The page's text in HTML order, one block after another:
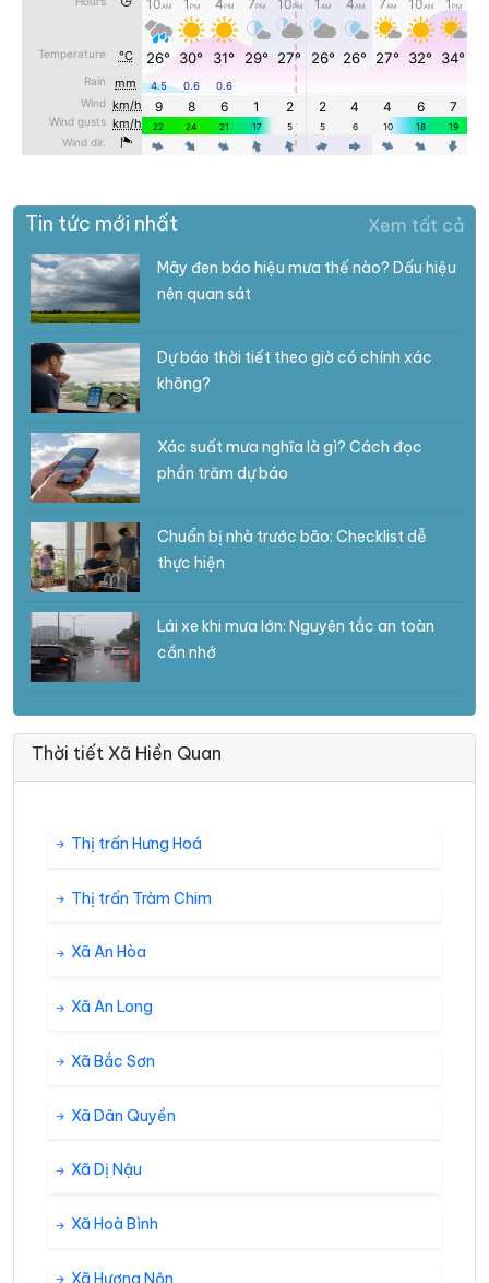
Tin tức mới nhất Xem tất cả
Mây đen báo hiệu mưa thế nào? Dấu hiệu
nên quan sát
Dự báo thời tiết theo giờ có chính xác
không?
Xác suất mưa nghĩa là gì? Cách đọc
phần trăm dự báo
Chuẩn bị nhà trước bão: Checklist dễ
thực hiện
Lái xe khi mưa lớn: Nguyên tắc an toàn
cần nhớ
Thời tiết Xã Hiền Quan
Thị trấn Hưng Hoá
Thị trấn Tràm Chim
Xã An Hòa
Xã An Long
Xã Bắc Sơn
Xã Dân Quyền
Xã Dị Nậu
Xã Hoà Bình
Xã Hương Nộn